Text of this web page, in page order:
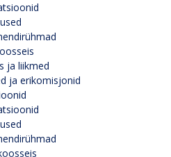
ja liikmed
ja erikomisjonid